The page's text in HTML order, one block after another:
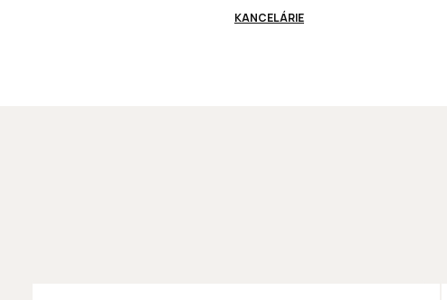
KANCELÁRIE